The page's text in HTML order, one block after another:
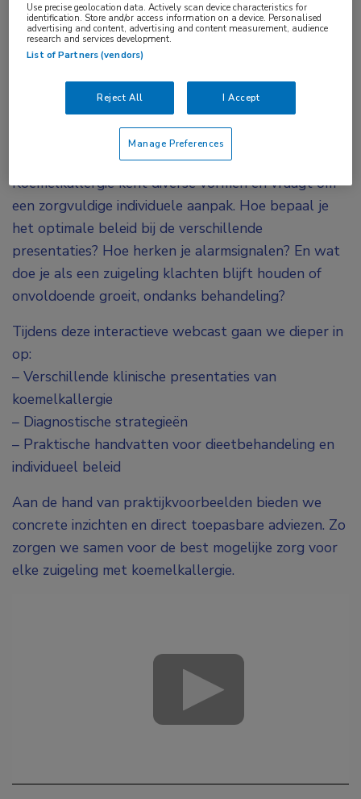
Opdinsdag 30 september 2025heeft
deze uitzending live plaats gevonden.
on demand bekijken wanneer het u uitkomt.
Koemelkallergie kent diverse vormen en vraagt om
een zorgvuldige individuele aanpak. Hoe bepaal je
het optimale beleid bij de verschillende
presentaties? Hoe herken je alarmsignalen? En wat
doe je als een zuigeling klachten blijft houden of
onvoldoende groeit, ondanks behandeling?
Tijdens deze interactieve webcast gaan we dieper in
op:
– Verschillende klinische presentaties van
koemelkallergie
– Diagnostische strategieën
– Praktische handvatten voor dieetbehandeling en
individueel beleid
Aan de hand van praktijkvoorbeelden bieden we
concrete inzichten en direct toepasbare adviezen. Zo
zorgen we samen voor de best mogelijke zorg voor
elke zuigeling met koemelkallergie.
Use precise geolocation data. Actively scan device characteristics for
identification. Store and/or access information on a device. Personalised
advertising and content, advertising and content measurement, audience
research and services development.
List of Partners (vendors)
Reject All I Accept
Manage Preferences